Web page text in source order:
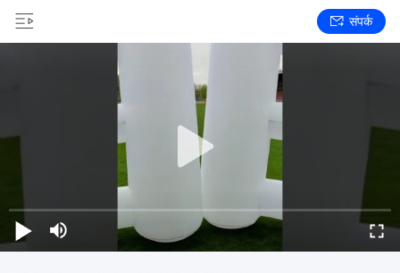
संपर्क